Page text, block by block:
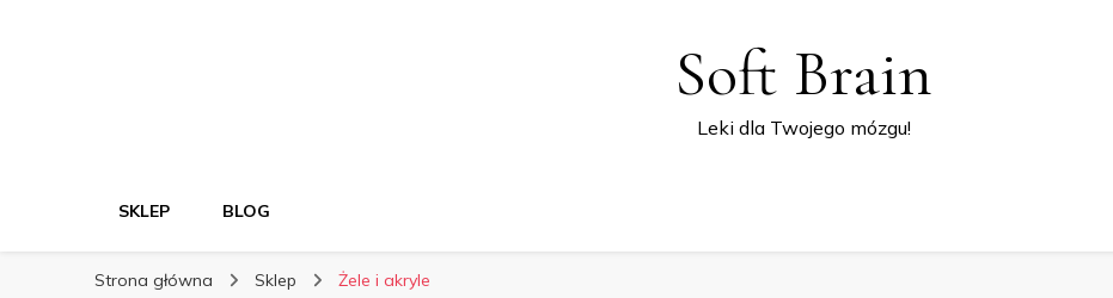
Soft Brain
Leki dla Twojego mózgu!
SKLEP BLOG
Strona główna Sklep Żele i akryle